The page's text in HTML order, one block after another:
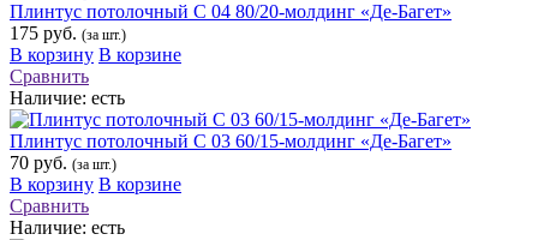
Плинтус потолочный С 04 80/20-молдинг «Де-Багет»
175 руб. (за шт.)
В корзину В корзине
Сравнить
Наличие: есть
Плинтус потолочный С 03 60/15-молдинг «Де-Багет»
70 руб. (за шт.)
В корзину В корзине
Сравнить
Наличие: есть